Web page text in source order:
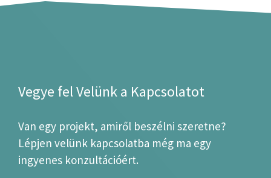
Vegye fel Velünk a Kapcsolatot
Van egy projekt, amiről beszélni szeretne?
Lépjen velünk kapcsolatba még ma egy
ingyenes konzultációért.